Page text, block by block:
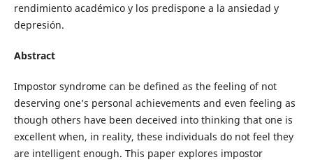
rendimiento académico y los predispone a la ansiedad y
depresión.
Abstract
Impostor syndrome can be defined as the feeling of not
deserving one’s personal achievements and even feeling as
though others have been deceived into thinking that one is
excellent when, in reality, these individuals do not feel they
are intelligent enough. This paper explores impostor